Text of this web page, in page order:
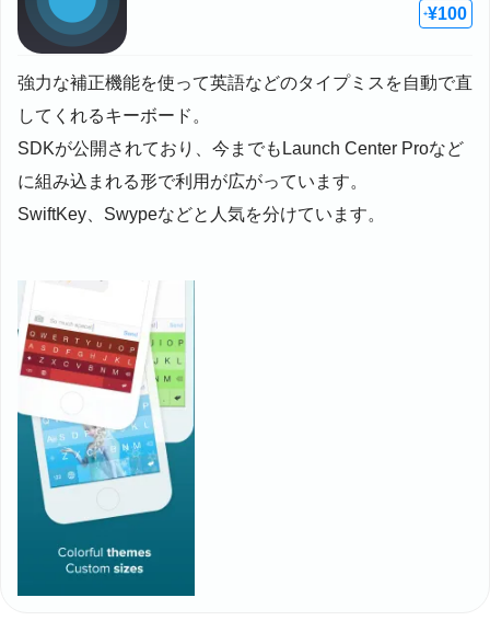
+¥100
強力な補正機能を使って英語などのタイプミスを自動で直
してくれるキーボード。
SDKが公開されており、今までもLaunch Center Proなど
に組み込まれる形で利用が広がっています。
SwiftKey、Swypeなどと人気を分けています。